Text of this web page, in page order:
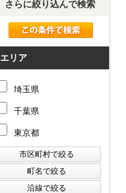
さらに絞り込んで検索
エリア
埼玉県
千葉県
東京都